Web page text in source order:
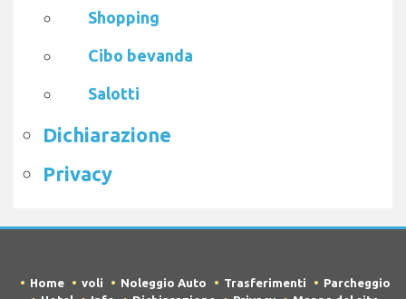
Shopping
Cibo bevanda
Salotti
Dichiarazione
Privacy
Home voli Noleggio Auto Trasferimenti
Parcheggio